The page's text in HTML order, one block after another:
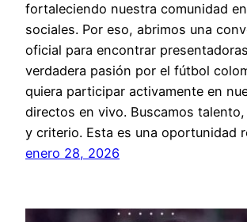
fortaleciendo nuestra comunidad
sociales. Por eso, abrimos una
oficial para encontrar
verdadera pasión por el fútbol
quiera participar activamente en
directos en vivo. Buscamos
y criterio. Esta es una oportunidad
enero 28, 2026